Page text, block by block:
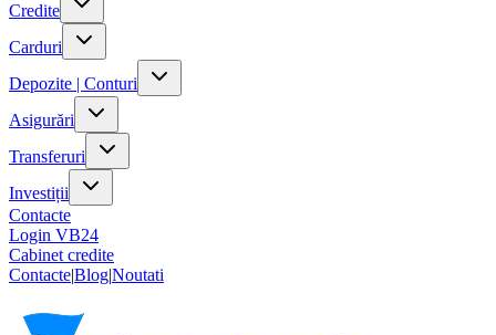
Credite
Carduri
Depozite | Conturi
Asigurări
Transferuri
Investiții
Contacte
Login VB24
Cabinet credite
Contacte|Blog|Noutati